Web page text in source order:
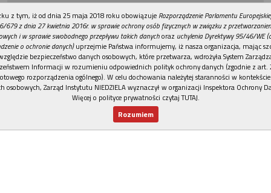
REKLAMA
z tym, iż od dnia 25 maja 2018 roku obowiązuje Rozporządzenie Parlamentu
679 z dnia 27 kwietnia 2016r. w sprawie ochrony osób fizycznych w związku z
i w sprawie swobodnego przepływu takich danychoraz uchylenia Dyrektywy 95/46/WE
o ochronie danych)uprzejmie Państwa informujemy, iż nasza organizacja, mając
bezpieczeństwo danych osobowych, które przetwarza, wdrożyła System
Informacji w rozumieniu odpowiednich polityk ochrony danych (zgodnie z art.
rozporządzenia ogólnego). W celu dochowania należytej staranności w
osobowych, Zarząd Instytutu NIEDZIELA wyznaczył w organizacji Inspektora Ochrony
Więcej o polityce prywatności czytaj TUTAJ.
Rozumiem